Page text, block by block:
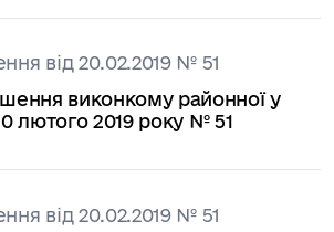
від 20.02.2019 № 51
виконкому районної у
лютого 2019 року № 51
від 20.02.2019 № 51